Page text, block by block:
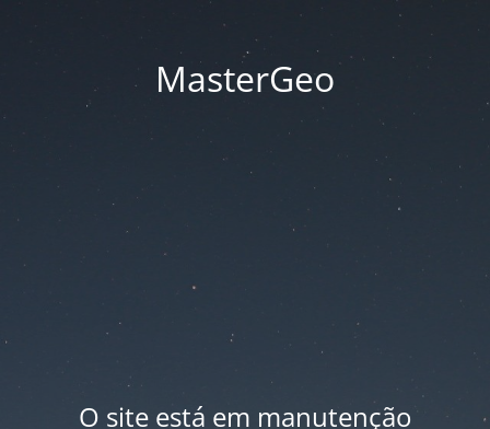
MasterGeo
O site está em manutenção